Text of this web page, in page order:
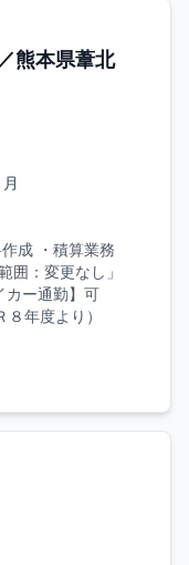
熊本県葦北
成 ・積算業務
囲：変更なし」
カー通勤】可
年度より）